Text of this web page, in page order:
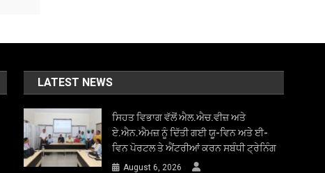
LATEST NEWS
ਸਿਹਤ ਵਿਭਾਗ ਵੱਲੋਂ ਐਲ.ਐਚ.ਵੀਜ਼ ਅਤੇ
ਏ.ਐਨ.ਐਮਜ਼ ਨੂੰ ਦਿੱਤੀ ਗਈ ਯੂ-ਵਿਨ ਅਤੇ ਈ-
ਵਿਨ ਪੋਰਟਲ ਤੇ ਐਂਟਰੀਆਂ ਕਰਨ ਸਬੰਧੀ ਟ੍ਰੇਨਿੰਗ
August 6, 2026